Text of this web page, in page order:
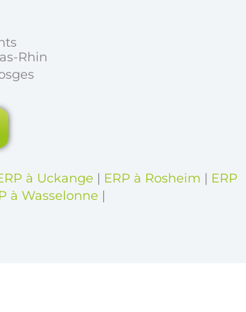
Rhin
à Uckange | ERP à Rosheim | ERP
à Wasselonne |